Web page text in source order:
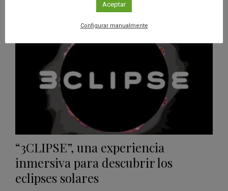
“3CLIPSE”, una experiencia
inmersiva para descubrir los
eclipses solares
Aceptar
Configurar manualmente